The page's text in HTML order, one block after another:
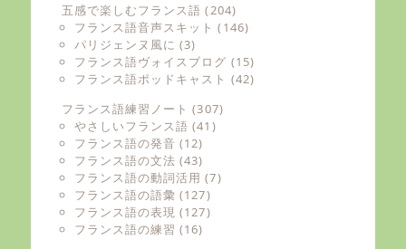
五感で楽しむフランス語 (204)
フランス語音声スキット (146)
パリジェンヌ風に (3)
フランス語ヴォイスブログ (15)
フランス語ポッドキャスト (42)
フランス語練習ノート (307)
やさしいフランス語 (41)
フランス語の発音 (12)
フランス語の文法 (43)
フランス語の動詞活用 (7)
フランス語の語彙 (127)
フランス語の表現 (127)
フランス語の練習 (16)